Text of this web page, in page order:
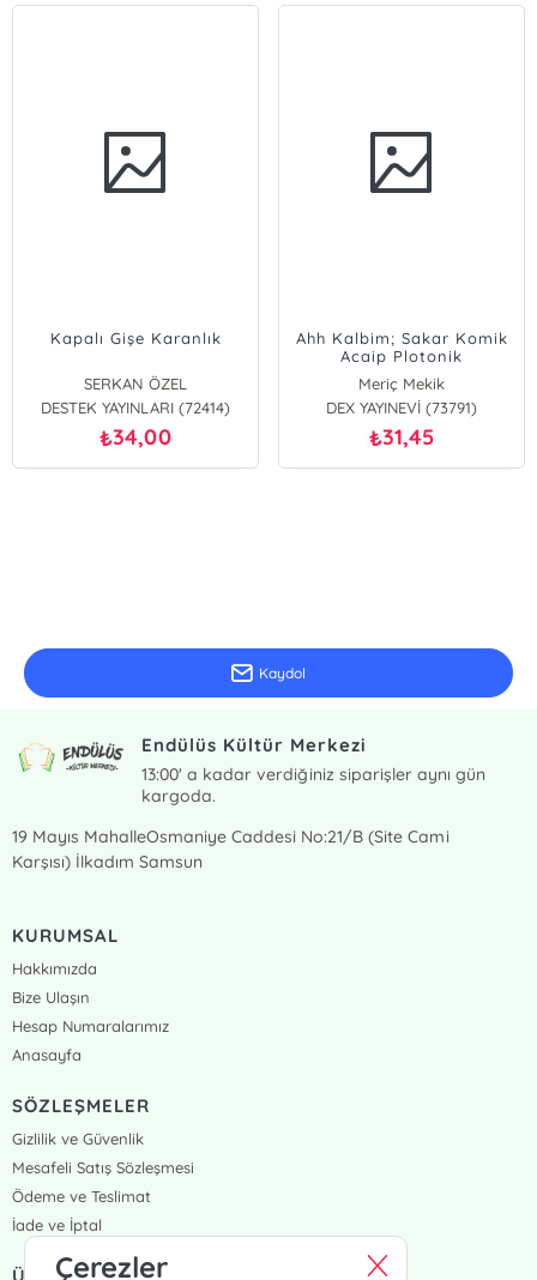
Kapalı Gişe Karanlık
SERKAN ÖZEL
DESTEK YAYINLARI (72414)
₺34,00
Ahh Kalbim; Sakar Komik
Acaip Plotonik
Meriç Mekik
DEX YAYINEVİ (73791)
₺31,45
Kaydol
Endülüs Kültür Merkezi
13:00' a kadar verdiğiniz siparişler aynı gün
kargoda.
19 Mayıs MahalleOsmaniye Caddesi No:21/B (Site Cami
Karşısı) İlkadım Samsun
KURUMSAL
Hakkımızda
Bize Ulaşın
Hesap Numaralarımız
Anasayfa
SÖZLEŞMELER
Gizlilik ve Güvenlik
Mesafeli Satış Sözleşmesi
Ödeme ve Teslimat
İade ve İptal
Çerezler